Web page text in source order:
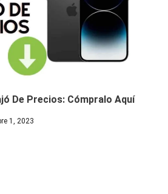
De Precios: Cómpralo Aquí
1, 2023